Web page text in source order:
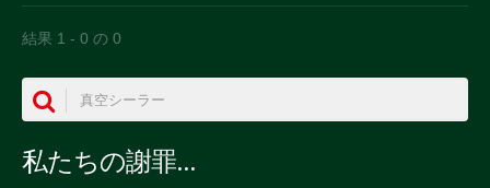
結果 1 - 0 の 0
私たちの謝罪...